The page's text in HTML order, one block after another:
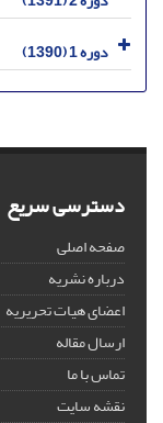
دوره 1 (1390)
دسترسی سریع
صفحه اصلی
درباره نشریه
اعضای هیات تحریریه
ارسال مقاله
تماس با ما
نقشه سایت